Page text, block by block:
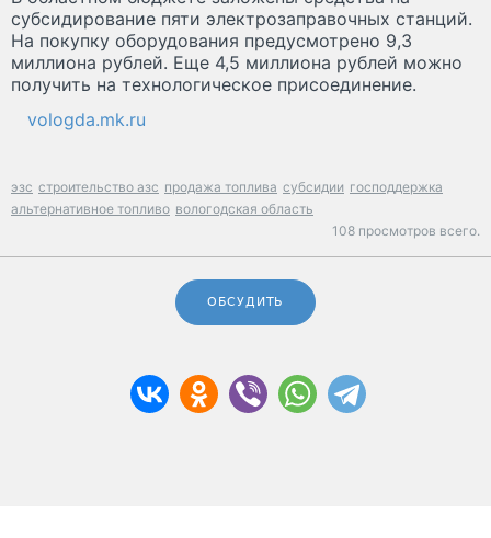
субсидирование пяти электрозаправочных станций.
На покупку оборудования предусмотрено 9,3
миллиона рублей. Еще 4,5 миллиона рублей можно
получить на технологическое присоединение.
vologda.mk.ru
эзс строительство азс продажа топлива субсидии господдержка
альтернативное топливо вологодская область
108 просмотров всего.
ОБСУДИТЬ